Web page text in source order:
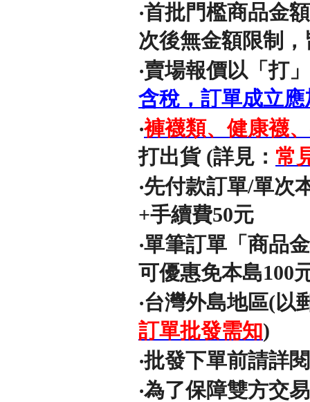
‧首批門檻商品金
次後無金額限制
‧賣場報價以「打
含稅，訂單成立應
‧褲襪類、健康襪
打出貨 (詳見： 常
‧先付款訂單/單次
+手續費50元
‧單筆訂單「商品
可優惠免本島100
‧台灣外島地區(以
訂單批發需知)
‧批發下單前請詳
‧為了保障雙方交